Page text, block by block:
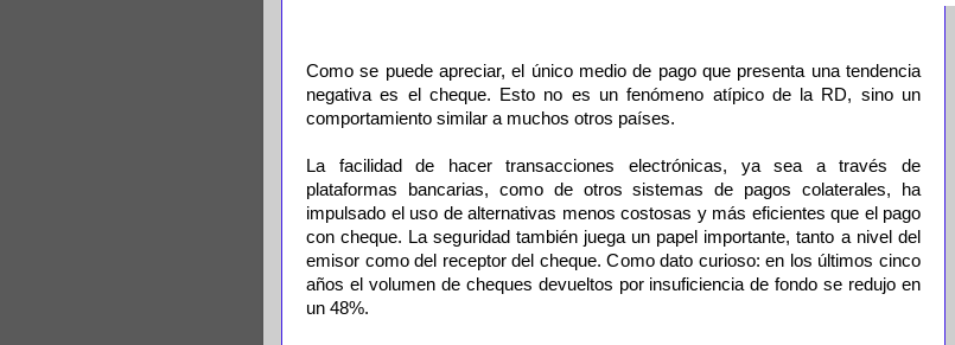
Como se puede apreciar, el único medio de pago que presenta una tendencia
negativa es el cheque. Esto no es un fenómeno atípico de la RD, sino un
comportamiento similar a muchos otros países.
La facilidad de hacer transacciones electrónicas, ya sea a través de
plataformas bancarias, como de otros sistemas de pagos colaterales, ha
impulsado el uso de alternativas menos costosas y más eficientes que el pago
con cheque. La seguridad también juega un papel importante, tanto a nivel del
emisor como del receptor del cheque. Como dato curioso: en los últimos cinco
años el volumen de cheques devueltos por insuficiencia de fondo se redujo en
un 48%.